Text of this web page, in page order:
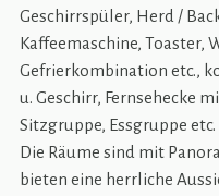
Geschirrspüler, Herd /
Kaffeemaschine, Toaster,
Gefrierkombination etc.,
u. Geschirr, Fernsehecke
Sitzgruppe, Essgruppe etc.
Die Räume sind mit
bieten eine herrliche